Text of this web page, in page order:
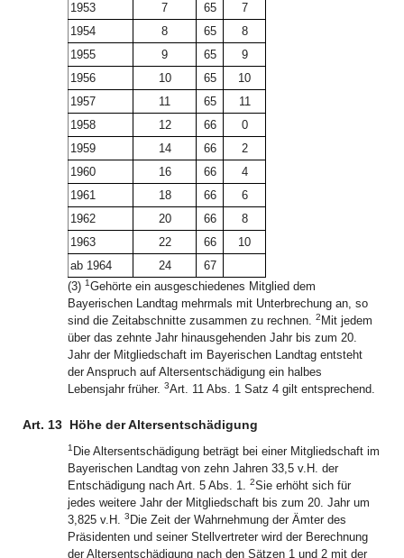
1953
7 65
7
1954
8 65
8
1955
9 65
9
1956
10 65
10
1957
11 65
11
1958
12 66
0
1959
14 66
2
1960
16 66
4
1961
18 66
6
1962
20 66
8
1963
22 66
10
ab 1964
24
67
(3) 1Gehörte ein ausgeschiedenes Mitglied dem
Bayerischen Landtag mehrmals mit Unterbrechung an, so
sind die Zeitabschnitte zusammen zu rechnen. 2 Mit jedem
über das zehnte Jahr hinausgehenden Jahr bis zum 20.
Jahr der Mitgliedschaft im Bayerischen Landtag entsteht
der Anspruch auf Altersentschädigung ein halbes
Lebensjahr früher. 3Art. 11 Abs. 1 Satz 4 gilt entsprechend.
Art. 13 Höhe der Altersentschädigung
1 Die Altersentschädigung beträgt bei einer Mitgliedschaft im
Bayerischen Landtag von zehn Jahren 33,5 v.H. der
Entschädigung nach Art. 5 Abs. 1. 2Sie erhöht sich für
jedes weitere Jahr der Mitgliedschaft bis zum 20. Jahr um
3,825 v.H. 3 Die Zeit der Wahrnehmung der Ämter des
Präsidenten und seiner Stellvertreter wird der Berechnung
der Altersentschädigung nach den Sätzen 1 und 2 mit der